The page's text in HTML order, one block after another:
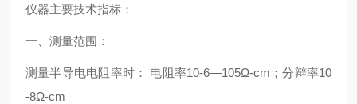
仪器主要技术指标：
一、测量范围：
测量半导电电阻率时： 电阻率10-6—105Ω-cm；分辩率10
-8Ω-cm